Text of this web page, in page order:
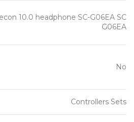
10.0 headphone SC-G06EA SC
G06EA
No
Controllers Sets